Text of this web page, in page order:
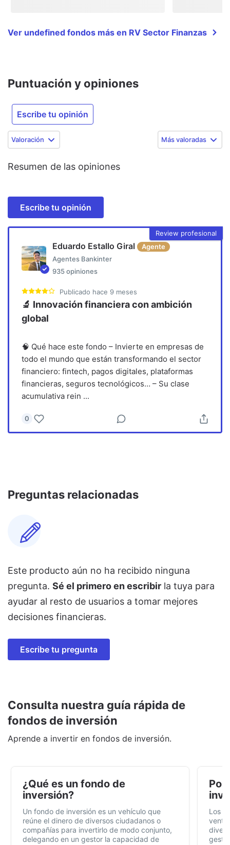
Ver undefined fondos más en RV Sector Finanzas
Puntuación y opiniones
Escribe tu opinión
Valoración Más valoradas
Resumen de las opiniones
Escribe tu opinión
Review profesional
Eduardo Estallo Giral
Agente
Agentes Bankinter
935 opiniones
Publicado hace 9 meses
🔬 Innovación financiera con ambición
global
🧠 Qué hace este fondo – Invierte en empresas de
todo el mundo que están transformando el sector
financiero: fintech, pagos digitales, plataformas
financieras, seguros tecnológicos… – Su clase
acumulativa rein ...
0
Preguntas relacionadas
Este producto aún no ha recibido ninguna
pregunta. Sé el primero en escribir la tuya para
ayudar al resto de usuarios a tomar mejores
decisiones financieras.
Escribe tu pregunta
Consulta nuestra guía rápida de
fondos de inversión
Aprende a invertir en fondos de inversión.
¿Qué es un fondo de
inversión?
Un fondo de inversión es un vehículo que
reúne el dinero de diversos ciudadanos o
compañías para invertirlo de modo conjunto,
delegando en un gestor la capacidad de
Por
Los